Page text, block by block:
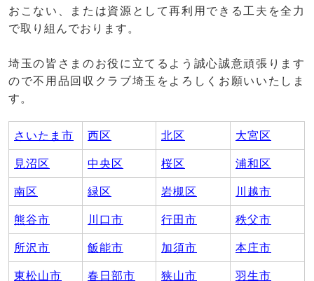
おこない、または資源として再利用できる工夫を全力
で取り組んでおります。
埼玉の皆さまのお役に立てるよう誠心誠意頑張ります
ので不用品回収クラブ埼玉をよろしくお願いいたしま
す。
さいたま市 西区 北区 大宮区
見沼区 中央区 桜区 浦和区
南区 緑区 岩槻区 川越市
熊谷市 川口市 行田市 秩父市
所沢市 飯能市 加須市 本庄市
東松山市 春日部市 狭山市 羽生市